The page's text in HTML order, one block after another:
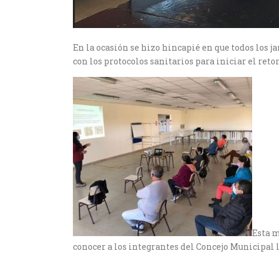
En la ocasión se hizo hincapié en que todos los
con los protocolos sanitarios para iniciar el
Esta
conocer a los integrantes del Concejo